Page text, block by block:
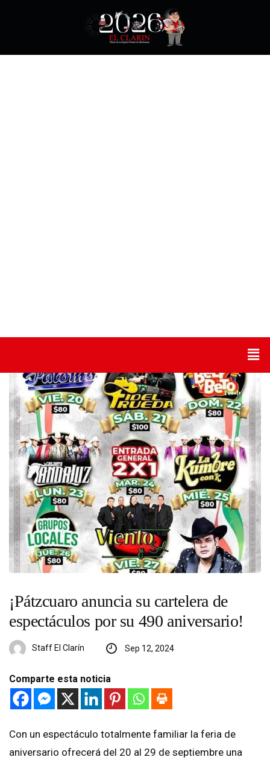
¡Pátzcuaro anuncia su cartelera de
espectáculos por su 490 aniversario!
Staff El Clarín Sep 12, 2024
Comparte esta noticia
Con un espectáculo totalmente familiar la feria de
aniversario ofrecerá del 20 al 29 de septiembre una